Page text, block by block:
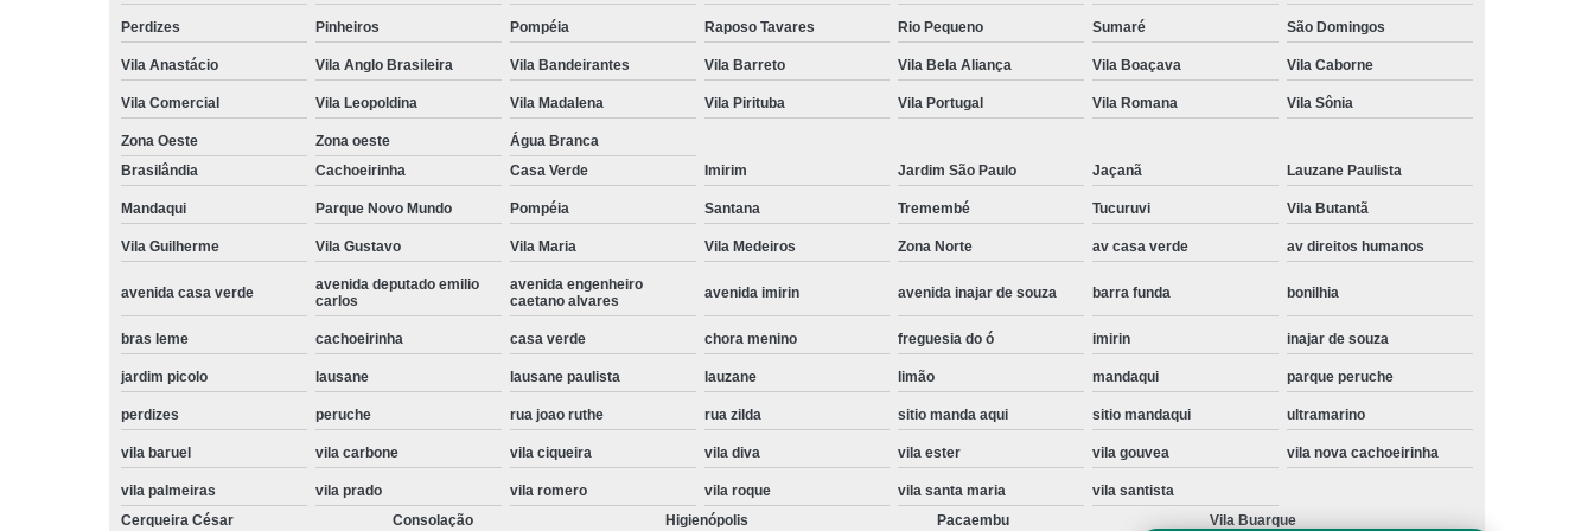
Instalação de Maquina de Lavar Roupa
Instalação de Maquina de Lavar Samsung
Instalação Eletrica Maquina de Lavar Roupa
Instalação Maquina de Lavar Roupa
Instalação Maquina de Lavar Samsung
Instalação Maquina Lavar e Seca
Instalar Maquina Lavar Roupa
Maquina de Lavar Roupa Instalação
Samsung Instalação Maquina de Lavar
Instalação de Lava e Seca
Instalação Maquina Lava e Seca
Instalação Maquina Lava e Seca Samsung
Instalação Samsung Lava e Seca
Lava e Seca Instalação
Lava e Seca Samsung Instalação
Samsung Instalação Lava e Seca
Manutenção de Fogão
Manutenção de Fogão a Gas
Manutenção de Fogão Cooktop
Manutenção de Fogão Electrolux
Manutenção em Fogão
Perdizes Pinheiros Pompéia Raposo Tavares Rio Pequeno Sumaré São Domingos
Vila Anastácio Vila Anglo Brasileira Vila Bandeirantes Vila Barreto Vila Bela Aliança Vila Boaçava Vila Caborne
Vila Comercial Vila Leopoldina Vila Madalena Vila Pirituba Vila Portugal Vila Romana Vila Sônia
Zona Oeste Zona oeste
Água Branca
Brasilândia
Cachoeirinha Casa Verde Imirim Jardim São Paulo Jaçanã Lauzane Paulista
Mandaqui Parque Novo Mundo Pompéia Santana Tremembé Tucuruvi Vila Butantã
Vila Guilherme Vila Gustavo Vila Maria Vila Medeiros Zona Norte av casa verde av direitos humanos
avenida casa verde
avenida deputado emilio
carlos
avenida engenheiro
caetano alvares
avenida imirin avenida inajar de souza barra funda bonilhia
bras leme cachoeirinha casa verde chora menino freguesia do ó imirin inajar de souza
jardim picolo lausane lausane paulista lauzane limão mandaqui parque peruche
perdizes peruche rua joao ruthe rua zilda sitio manda aqui sitio mandaqui ultramarino
vila baruel vila carbone vila ciqueira vila diva vila ester vila gouvea vila nova cachoeirinha
vila palmeiras vila prado vila romero vila roque vila santa maria
vila santista
Cerqueira César
Consolação Higienópolis Pacaembu Vila Buarque